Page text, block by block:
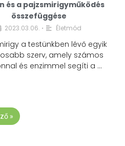
és a pajzsmirigyműködés
összefüggése
2023.03.06. • Életmód
a testünkben lévő egyik
szerv, amely számos
és enzimmel segíti a …
»